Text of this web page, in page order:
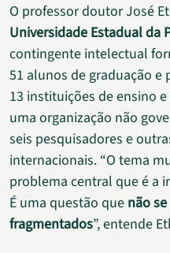
O professor doutor José
Universidade Estadual da
contingente intelectual
51 alunos de graduação
13 instituições de ensino
uma organização não
seis pesquisadores e
internacionais. “O tema
problema central que é a
É uma questão que não
fragmentados”, entende